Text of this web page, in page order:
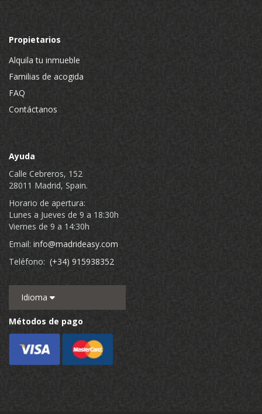
Propietarios
Alquila tu inmueble
Familias de acogida
FAQ
Contáctanos
Ayuda
Calle Cebreros, 152
28011 Madrid, Spain.
Horario de apertura:
Lunes a Jueves de 9 a 18:30h
Viernes de 9 a 14:30h
Email: info@madrideasy.com
Teléfono: (+34) 915938352
Idioma
Métodos de pago